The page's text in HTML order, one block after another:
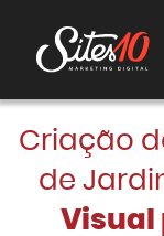
Criação
de
Visual